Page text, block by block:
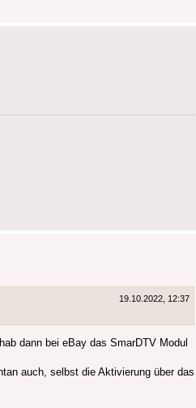
19.10.2022, 12:37
dann bei eBay das SmarDTV Modul
auch, selbst die Aktivierung über das